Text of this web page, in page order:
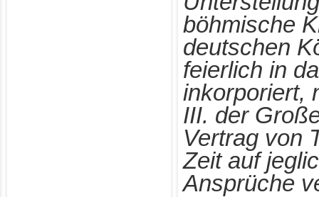
böhmische
deutschen
feierlich in
inkorporiert,
III. der
Vertrag von
Zeit auf
Ansprüche